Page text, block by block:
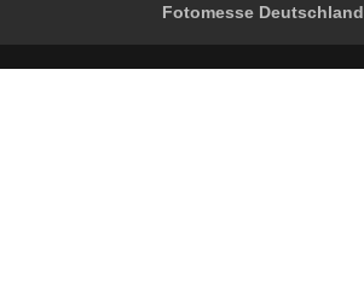
Fotomesse Deutschland